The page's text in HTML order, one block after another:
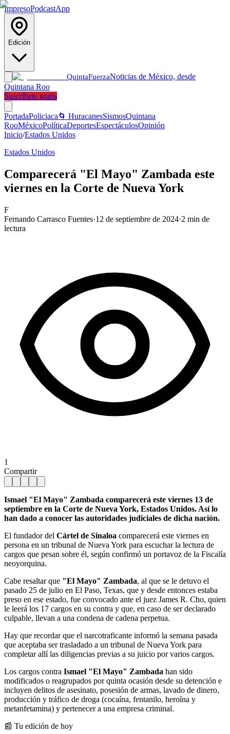
ImpresoPodcastApp
Edición
QuintaFuerzaNoticias de México, desde
Quintana Roo
Suscríbete gratis
PortadaPoliciaca 🌀 HuracanesSismosQuintana
RooMéxicoPolíticaDeportesEspectáculosOpinión
Inicio/Estados Unidos
Estados Unidos
Comparecerá "El Mayo" Zambada este
viernes en la Corte de Nueva York
F
Fernando Carrasco Fuentes·12 de septiembre de 2024·2 min de
lectura
1
Compartir
Ismael "El Mayo" Zambada comparecerá este viernes 13 de
septiembre en la Corte de Nueva York, Estados Unidos. Así lo
han dado a conocer las autoridades judiciales de dicha nación.
El fundador del Cártel de Sinaloa comparecerá este viernes en
persona en un tribunal de Nueva York para escuchar la lectura de
cargos que pesan sobre él, según confirmó un portavoz de la Fiscalía
neoyorquina.
Cabe resaltar que "El Mayo" Zambada, al que se le detuvo el
pasado 25 de julio en El Paso, Texas, que y desde entonces estaba
preso en ese estado, fue convocado ante el juez James R. Cho, quien
le leerá los 17 cargos en su contra y que, en caso de ser declarado
culpable, llevan a una condena de cadena perpetua.
Hay que recordar que el narcotraficante informó la semana pasada
que aceptaba ser trasladado a un tribunal de Nueva York para
completar allí las diligencias previas a su juicio por varios cargos.
Los cargos contra Ismael "El Mayo" Zambada han sido
modificados o reagrupados por quinta ocasión desde su detención e
incluyen delitos de asesinato, posesión de armas, lavado de dinero,
producción y tráfico de droga (cocaína, fentanilo, heroína y
metanfetamina) y pertenecer a una empresa criminal.
📰 Tu edición de hoy